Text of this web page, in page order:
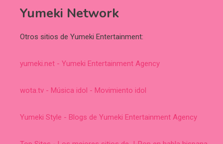
Yumeki Network
Otros sitios de Yumeki Entertainment:
yumeki.net - Yumeki Entertainment Agency
wota.tv - Música idol - Movimiento idol
Yumeki Style - Blogs de Yumeki Entertainment Agency